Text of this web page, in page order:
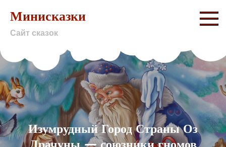
content
Минисказки
Сайт сказок
Изумрудный Город Страны Оз